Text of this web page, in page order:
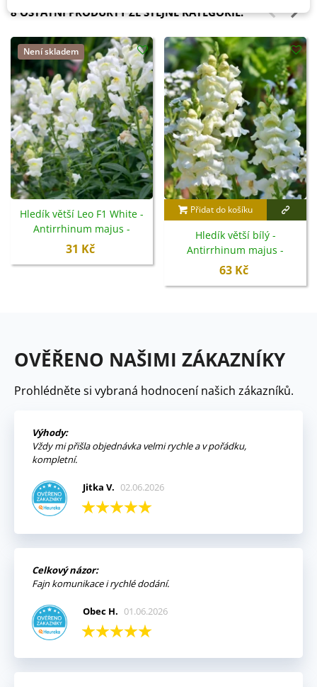
8 OSTATNÍ PRODUKTY ZE STEJNÉ KATEGORIE:
Není skladem
Hledík větší Leo F1 White -
Antirrhinum majus -
semena - 20 ks
31 Kč
Přidat do košíku
Hledík větší bílý -
Antirrhinum majus -
semena - 35 ks
63 Kč
OVĚŘENO NAŠIMI ZÁKAZNÍKY
Prohlédněte si vybraná hodnocení našich zákazníků.
Výhody:
Vždy mi přišla objednávka velmi rychle a v pořádku,
kompletní.
Jitka V. 02.06.2026
Celkový názor:
Fajn komunikace i rychlé dodání.
Obec H. 01.06.2026